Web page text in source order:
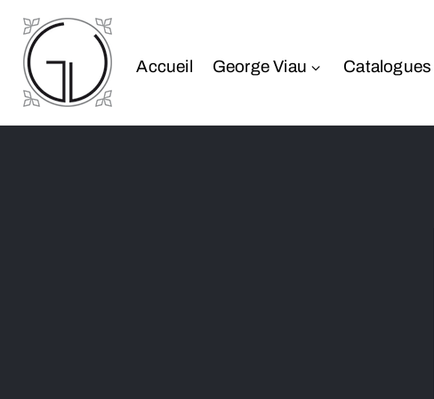
Accueil George Viau Catalogues